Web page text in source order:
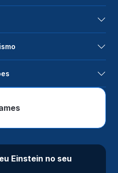
Einstein no seu